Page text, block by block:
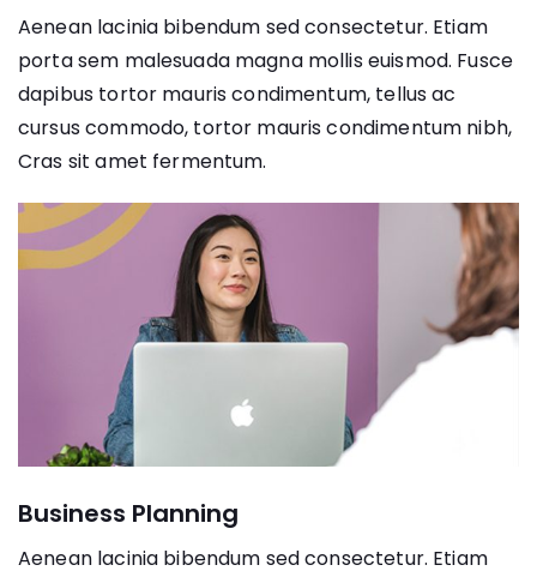
Aenean lacinia bibendum sed consectetur. Etiam
porta sem malesuada magna mollis euismod. Fusce
dapibus tortor mauris condimentum, tellus ac
cursus commodo, tortor mauris condimentum nibh,
Cras sit amet fermentum.
Business Planning
Aenean lacinia bibendum sed consectetur. Etiam